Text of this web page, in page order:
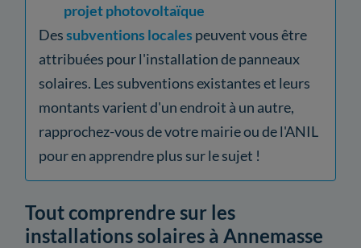
projet photovoltaïque
Dessubventions locales peuvent vous être
attribuées pour l'installation de panneaux
solaires. Les subventions existantes et leurs
montants varient d'un endroit à un autre,
rapprochez-vous de votre mairie ou de l'ANIL
pour en apprendre plus sur le sujet !
Tout comprendre sur les
installations solaires à Annemasse